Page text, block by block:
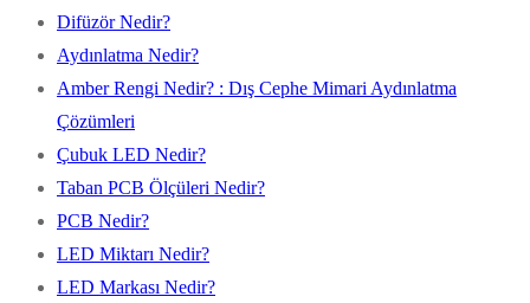
Difüzör Nedir?
Aydınlatma Nedir?
Amber Rengi Nedir? : Dış Cephe Mimari Aydınlatma
Çözümleri
Çubuk LED Nedir?
Taban PCB Ölçüleri Nedir?
PCB Nedir?
LED Miktarı Nedir?
LED Markası Nedir?